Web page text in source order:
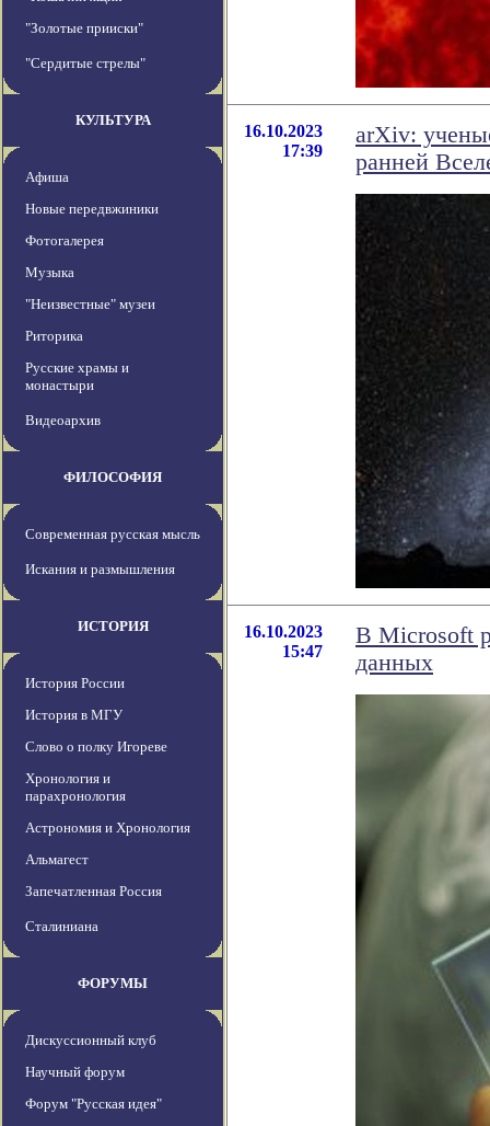
"Золотые прииски"
"Сердитые стрелы"
КУЛЬТУРА
Афиша
Новые передвжиники
Фотогалерея
Музыка
"Неизвестные" музеи
Риторика
Русские храмы и
монастыри
Видеоархив
ФИЛОСОФИЯ
Современная русская мысль
Искания и размышления
ИСТОРИЯ
История России
История в МГУ
Слово о полку Игореве
Хронология и
парахронология
Астрономия и Хронология
Альмагест
Запечатленная Россия
Сталиниана
ФОРУМЫ
Дискуссионный клуб
Научный форум
Форум "Русская идея"
16.10.2023
17:39
arXiv:
ранней
16.10.2023
15:47
В Microsoft
данных